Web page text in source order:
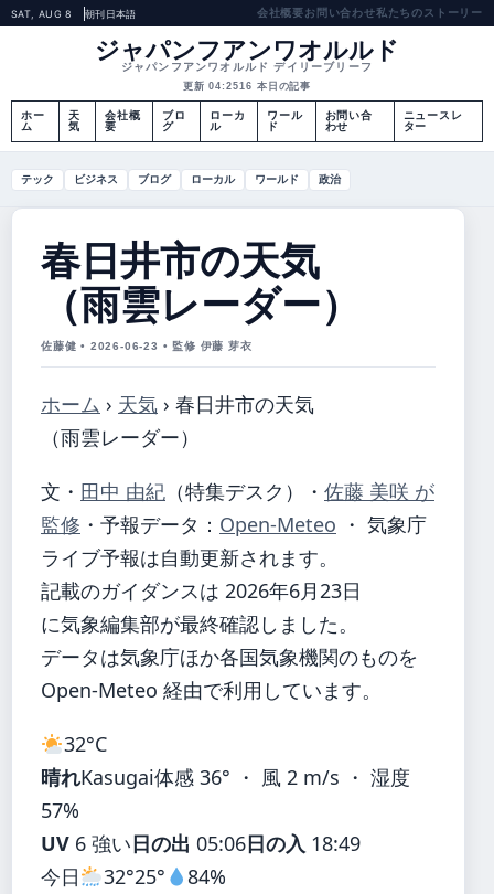
SAT, AUG 8 朝刊日本語 会社概要お問い合わせ私たちのストーリー
ジャパンフアンワオルルド
ジャパンフアンワオルルド デイリーブリーフ
更新 04:2516 本日の記事
ホー
ム
天
気
会社概
要
ブロ
グ
ローカ
ル
ワール
ド
お問い合
わせ
ニュースレ
ター
テック ビジネス ブログ ローカル ワールド 政治
春日井市の天気
（雨雲レーダー）
佐藤健 • 2026-06-23 • 監修 伊藤 芽衣
ホーム › 天気 › 春日井市の天気
（雨雲レーダー）
文・ 田中 由紀 （特集デスク） ・ 佐藤 美咲 が
監修 ・ 予報データ： Open-Meteo ・ 気象庁
ライブ予報は自動更新されます。
記載のガイダンスは 2026年6月23日
に気象編集部が最終確認しました。
データは気象庁ほか各国気象機関のものを
Open-Meteo 経由で利用しています。
32°C
晴れKasugai体感 36° ・ 風 2 m/s ・ 湿度
57%
UV 6 強い日の出 05:06日の入 18:49
今日
32°25°
84%